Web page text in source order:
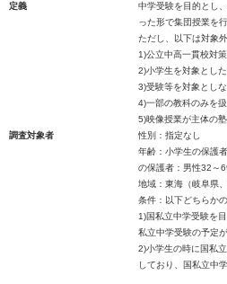
定義
中学受験を目的とし
った形で集団授業を
ただし、以下は対象
1)公立中高一貫校対
2)小学生を対象とし
3)受験等を対象とし
4)一部の教科のみを
5)映像授業が主体の塾
調査対象者
性別：指定なし
年齢：小学生の保護
の保護者：男性32～
地域：東海（岐阜県
条件：以下どちらか
1)国私立中学受験を
私立中学受験の予定
2)小学生の時に国私
しており、国私立中